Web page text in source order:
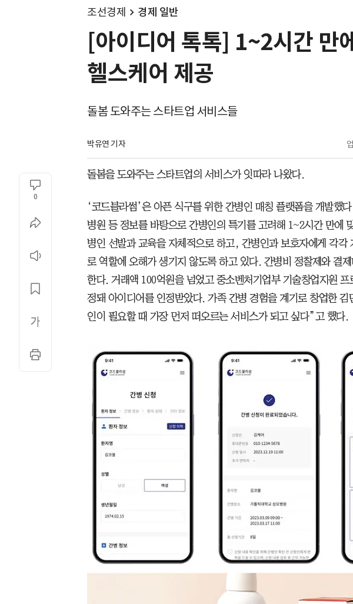
조선경제 경제 일반
[아이디어 톡톡] 1~2시간 만
헬스케어 제공
돌봄 도와주는 스타트업 서비스들
박유연 기자
0
돌봄을 도와주는 스타트업의 서비스가 잇따라 나왔다.
‘코드블라썸’은 아픈 식구를 위한 간병인 매칭 플랫폼을 개발했
병원 등 정보를 바탕으로 간병인의 특기를 고려해 1~2시간 만에
병인 선발과 교육을 자체적으로 하고, 간병인과 보호자에게 각각
로 역할에 오해가 생기지 않도록 하고 있다. 간병비 정찰제와 결
한다. 거래액 100억원을 넘었고 중소벤처기업부 기술창업지원
정돼 아이디어를 인정받았다. 가족 간병 경험을 계기로 창업한
인이 필요할 때 가장 먼저 떠오르는 서비스가 되고 싶다”고 했다.